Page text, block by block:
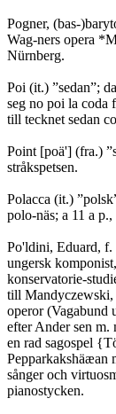
Pogner, (bas-
Wag-ners opera
Nürnberg.
Poi (it.) ”sedan”;
seg no poi la coda
till tecknet sedan
Point [poä'] (fra.)
stråkspetsen.
Polacca (it.)
polo-näs; a 11 a
Po'ldini, Eduard, f.
ungersk
konservatorie-
till Mandyczewski,
operor (Vagabund
efter Ander sen m.
en rad sagospel
Pepparkakshäæan
sånger och
pianostycken.